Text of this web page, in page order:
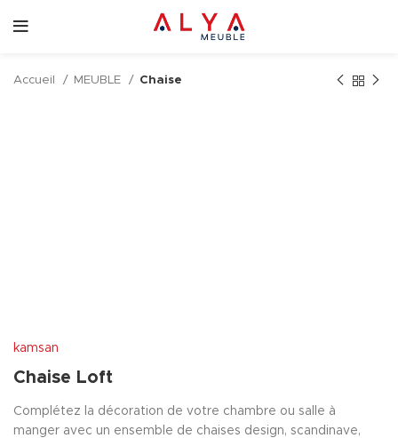
Accueil MEUBLE Chaise
kamsan
Chaise Loft
Complétez la décoration de votre chambre ou salle à
manger avec un ensemble de chaises design, scandinave,